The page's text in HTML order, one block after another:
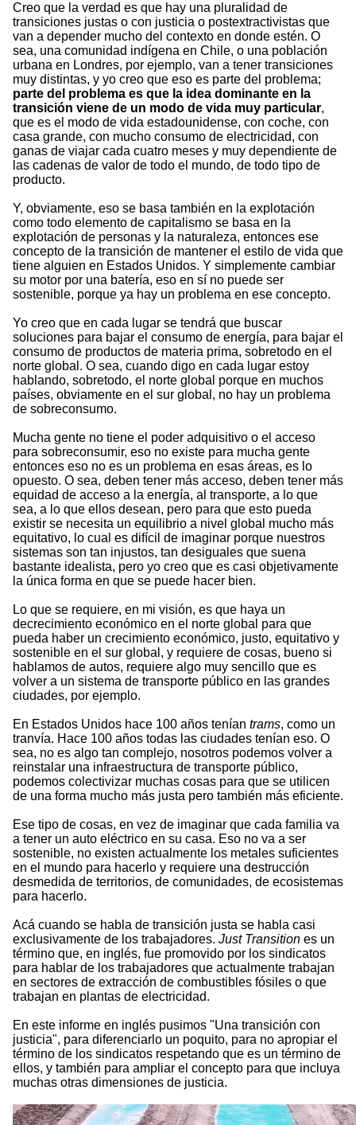
Creo que la verdad es que hay una pluralidad de
transiciones justas o con justicia o postextractivistas que
van a depender mucho del contexto en donde estén. O
sea, una comunidad indígena en Chile, o una población
urbana en Londres, por ejemplo, van a tener transiciones
muy distintas, y yo creo que eso es parte del problema;
parte del problema es que la idea dominante en la
transición viene de un modo de vida muy particular,
que es el modo de vida estadounidense, con coche, con
casa grande, con mucho consumo de electricidad, con
ganas de viajar cada cuatro meses y muy dependiente de
las cadenas de valor de todo el mundo, de todo tipo de
producto.
Y, obviamente, eso se basa también en la explotación
como todo elemento de capitalismo se basa en la
explotación de personas y la naturaleza, entonces ese
concepto de la transición de mantener el estilo de vida que
tiene alguien en Estados Unidos. Y simplemente cambiar
su motor por una batería, eso en sí no puede ser
sostenible, porque ya hay un problema en ese concepto.
Yo creo que en cada lugar se tendrá que buscar
soluciones para bajar el consumo de energía, para bajar el
consumo de productos de materia prima, sobretodo en el
norte global. O sea, cuando digo en cada lugar estoy
hablando, sobretodo, el norte global porque en muchos
países, obviamente en el sur global, no hay un problema
de sobreconsumo.
Mucha gente no tiene el poder adquisitivo o el acceso
para sobreconsumir, eso no existe para mucha gente
entonces eso no es un problema en esas áreas, es lo
opuesto. O sea, deben tener más acceso, deben tener más
equidad de acceso a la energía, al transporte, a lo que
sea, a lo que ellos desean, pero para que esto pueda
existir se necesita un equilibrio a nivel global mucho más
equitativo, lo cual es difícil de imaginar porque nuestros
sistemas son tan injustos, tan desiguales que suena
bastante idealista, pero yo creo que es casi objetivamente
la única forma en que se puede hacer bien.
Lo que se requiere, en mi visión, es que haya un
decrecimiento económico en el norte global para que
pueda haber un crecimiento económico, justo, equitativo y
sostenible en el sur global, y requiere de cosas, bueno si
hablamos de autos, requiere algo muy sencillo que es
volver a un sistema de transporte público en las grandes
ciudades, por ejemplo.
En Estados Unidos hace 100 años tenían trams, como un
tranvía. Hace 100 años todas las ciudades tenían eso. O
sea, no es algo tan complejo, nosotros podemos volver a
reinstalar una infraestructura de transporte público,
podemos colectivizar muchas cosas para que se utilicen
de una forma mucho más justa pero también más eficiente.
Ese tipo de cosas, en vez de imaginar que cada familia va
a tener un auto eléctrico en su casa. Eso no va a ser
sostenible, no existen actualmente los metales suficientes
en el mundo para hacerlo y requiere una destrucción
desmedida de territorios, de comunidades, de ecosistemas
para hacerlo.
Acá cuando se habla de transición justa se habla casi
exclusivamente de los trabajadores. Just Transition es un
término que, en inglés, fue promovido por los sindicatos
para hablar de los trabajadores que actualmente trabajan
en sectores de extracción de combustibles fósiles o que
trabajan en plantas de electricidad.
En este informe en inglés pusimos "Una transición con
justicia", para diferenciarlo un poquito, para no apropiar el
término de los sindicatos respetando que es un término de
ellos, y también para ampliar el concepto para que incluya
muchas otras dimensiones de justicia.